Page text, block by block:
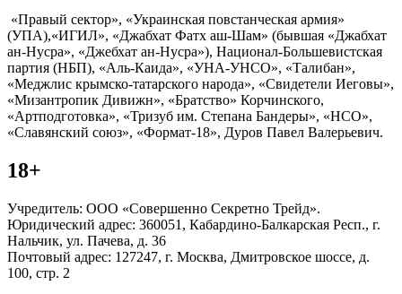
«Правый сектор», «Украинская повстанческая армия»
(УПА),«ИГИЛ», «Джабхат Фатх аш-Шам» (бывшая «Джабхат
ан-Нусра», «Джебхат ан-Нусра»), Национал-Большевистская
партия (НБП), «Аль-Каида», «УНА-УНСО», «Талибан»,
«Меджлис крымско-татарского народа», «Свидетели Иеговы»,
«Мизантропик Дивижн», «Братство» Корчинского,
«Артподготовка», «Тризуб им. Степана Бандеры», «НСО»,
«Славянский союз», «Формат-18», Дуров Павел Валерьевич.
18+
Учредитель: ООО «Совершенно Секретно Трейд».
Юридический адрес: 360051, Кабардино-Балкарская Респ., г.
Нальчик, ул. Пачева, д. 36
Почтовый адрес: 127247, г. Москва, Дмитровское шоссе, д.
100, стр. 2